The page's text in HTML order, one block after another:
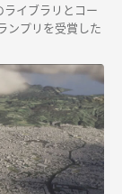
イブラリとコー
ンプリを受賞した